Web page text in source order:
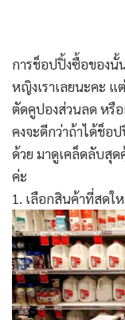
การช็อปปิ้งซื้อของนั้
หญิงเราเลยนะคะ แ
ตัดคูปองส่วนลด หรื
คงจะดีกว่าถ้าได้ช็อ
ด้วย มาดูเคล็ดลับสุด
ค่ะ
1. เลือกสินค้าที่สดใ